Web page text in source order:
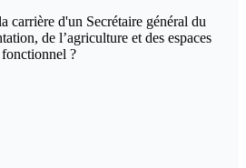
carrière d'un Secrétaire général du
de l’agriculture et des espaces
?